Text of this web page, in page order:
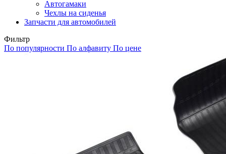
Автогамаки
Чехлы на сиденья
Запчасти для автомобилей
Фильтр
По популярности По алфавиту По цене